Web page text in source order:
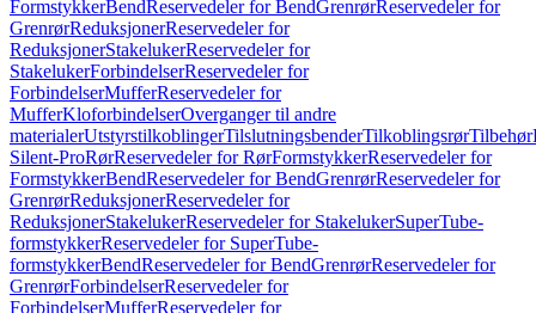
FormstykkerBendReservedeler for BendGrenrørReservedeler for
GrenrørReduksjonerReservedeler for
ReduksjonerStakelukerReservedeler for
StakelukerForbindelserReservedeler for
ForbindelserMufferReservedeler for
MufferKloforbindelserOverganger til andre
materialerUtstyrstilkoblingerTilslutningsbenderTilkoblingsrørTilbehør
Silent-ProRørReservedeler for RørFormstykkerReservedeler for
FormstykkerBendReservedeler for BendGrenrørReservedeler for
GrenrørReduksjonerReservedeler for
ReduksjonerStakelukerReservedeler for StakelukerSuperTube-
formstykkerReservedeler for SuperTube-
formstykkerBendReservedeler for BendGrenrørReservedeler for
GrenrørForbindelserReservedeler for
ForbindelserMufferReservedeler for